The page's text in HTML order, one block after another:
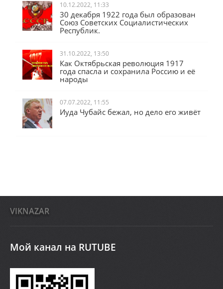
10.12.2022, 11:33
30 декабря 1922 года был образован
Союз Советских Социалистических
Республик.
31.10.2022, 13:50
Как Октябрьская революция 1917
года спасла и сохранила Россию и её
народы
07.07.2022, 11:55
Иуда Чубайс бежал, но дело его живёт
VIKNAZAR
Мой канал на RUTUBE